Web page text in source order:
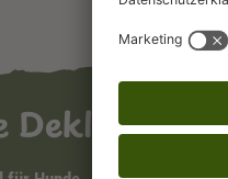
Deklaration